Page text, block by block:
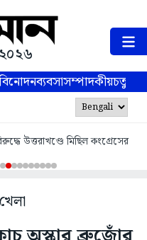
ব্যবসাসম্পাদকীয়
উত্তরাখণ্ডে মিছিল কংগ্রেসের